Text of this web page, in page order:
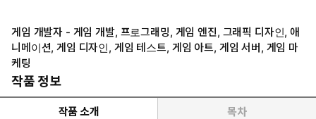
게임 개발자 - 게임 개발, 프로그래밍, 게임 엔진, 그래픽 디자인, 애
니메이션, 게임 디자인, 게임 테스트, 게임 아트, 게임 서버, 게임 마
케팅
작품 정보
작품 소개 목차